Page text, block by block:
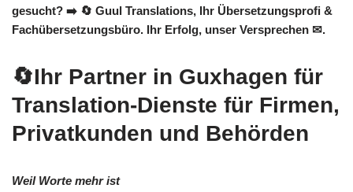
gesucht? ➡️ 🔄 Guul Translations, Ihr Übersetzungsprofi &
Fachübersetzungsbüro. Ihr Erfolg, unser Versprechen ✉.
🔄Ihr Partner in Guxhagen für
Translation-Dienste für Firmen,
Privatkunden und Behörden
Weil Worte mehr ist